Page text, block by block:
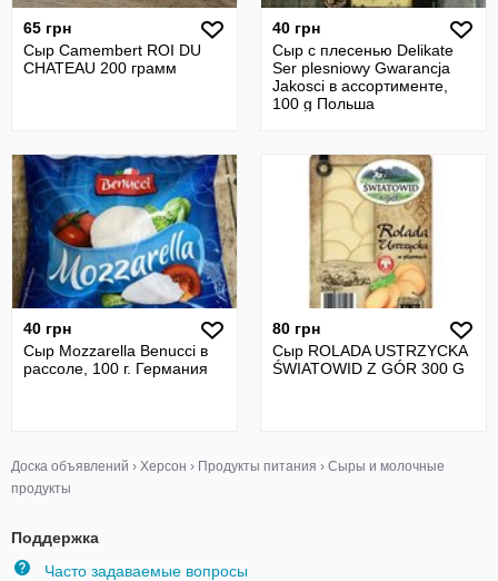
65 грн
Сыр Camembert ROI DU
CHATEAU 200 грамм
40 грн
Сыр с плесенью Delikate
Ser plesniowy Gwarancja
Jakosci в ассортименте,
100 g Польша
40 грн
Сыр Mozzarella Benucci в
рассоле, 100 г. Германия
80 грн
Сыр ROLADA USTRZYCKA
ŚWIATOWID Z GÓR 300 G
Доска объявлений › Херсон › Продукты питания › Сыры и молочные
продукты
Поддержка
Часто задаваемые вопросы